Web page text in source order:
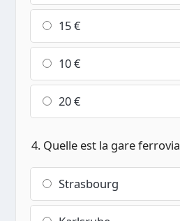
15 €
10 €
20 €
4. Quelle est la gare
Strasbourg